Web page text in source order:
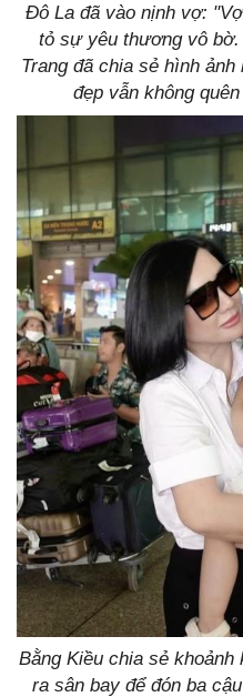
Đô La đã vào nịnh vợ:
tỏ sự yêu thương vô
Trang đã chia sẻ hình
đẹp vẫn không
Bằng Kiều chia sẻ
ra sân bay để đón ba